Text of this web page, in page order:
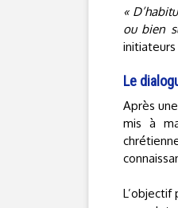
«
ou bien
Le
Après
mis à
L’objectif